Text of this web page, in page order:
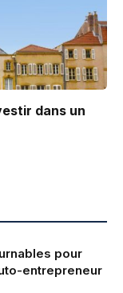
dans un
pour
entrepreneur